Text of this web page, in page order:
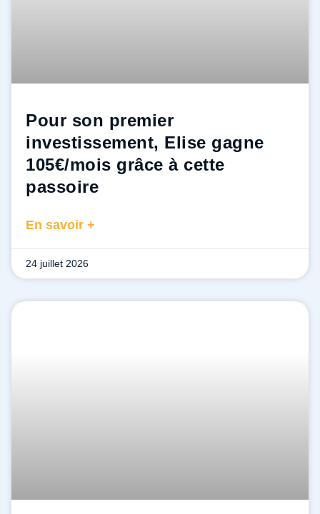
Pour son premier
investissement, Elise gagne
105€/mois grâce à cette
passoire
En savoir +
24 juillet 2026